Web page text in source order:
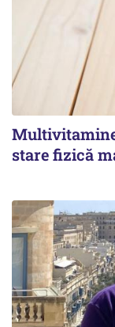
stare fizică